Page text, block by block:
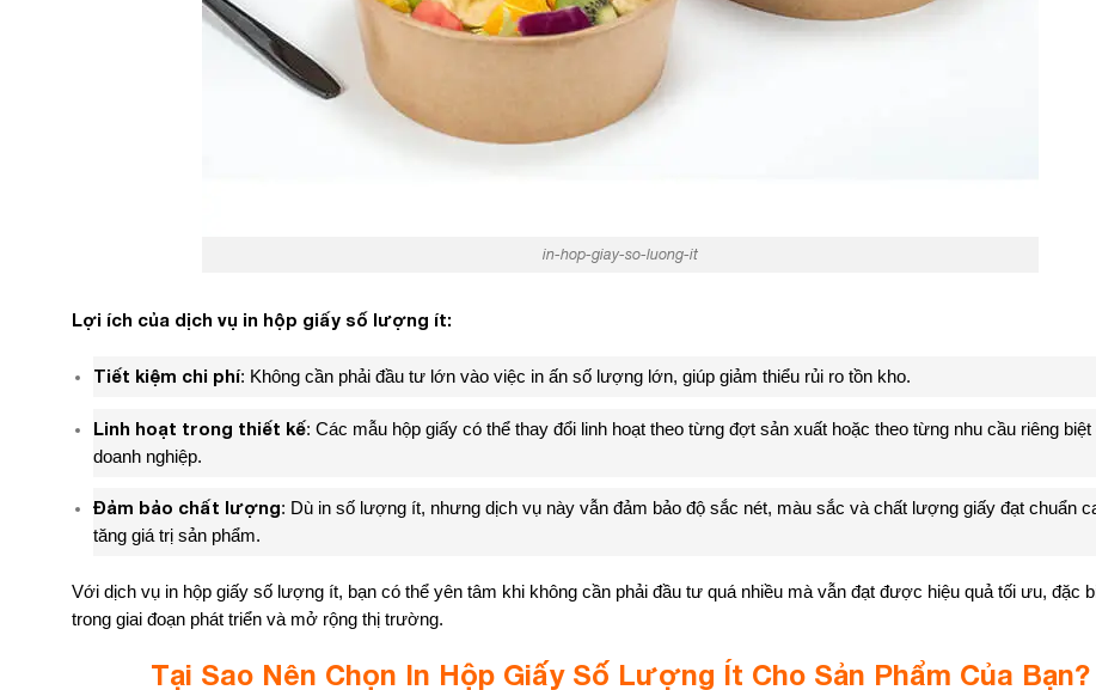
in-hop-giay-so-luong-it
Lợi ích của dịch vụ in hộp giấy số lượng ít:
Tiết kiệm chi phí: Không cần phải đầu tư lớn vào việc in ấn số lượng lớn, giúp giảm thiểu rủi ro tồn kho.
Linh hoạt trong thiết kế: Các mẫu hộp giấy có thể thay đổi linh hoạt theo từng đợt sản xuất hoặc theo từng nhu cầu riêng biệt
doanh nghiệp.
Đảm bảo chất lượng: Dù in số lượng ít, nhưng dịch vụ này vẫn đảm bảo độ sắc nét, màu sắc và chất lượng giấy đạt chuẩn
tăng giá trị sản phẩm.
Với dịch vụ in hộp giấy số lượng ít, bạn có thể yên tâm khi không cần phải đầu tư quá nhiều mà vẫn đạt được hiệu quả tối ưu, đặc
trong giai đoạn phát triển và mở rộng thị trường.
Tại Sao Nên Chọn In Hộp Giấy Số Lượng Ít Cho Sản Phẩm Của Bạn?